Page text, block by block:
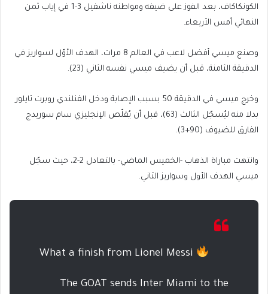
الكونكاكاف، بعد الفوز على ضيفه ومواطنه ناشفيل 3-1 في إياب ثمن
النهائي أمس الأربعاء.
وصنع ميسي أفضل لاعب في العالم 8 مرات، الهدف الأوّل لسواريز في
الدقيقة الثامنة، قبل أن يضيف ميسي نفسه الثاني (23).
وخرج ميسي في الدقيقة 50 بسبب الإصابة ودخل الفنلندي روبرت تايلور
بدلا منه ليُسجّل الثالث (63)، قبل أن يُقلّص الإنجليزي سام سوريدج
الفارق للضيوف (90+3).
وانتهت مباراة الذهاب -الخميس الماضي- بالتعادل 2-2، حيث سجّل
ميسي الهدف الأول وسواريز الثاني.
What a finish from Lionel Messi
The GOAT sends Inter Miami to the